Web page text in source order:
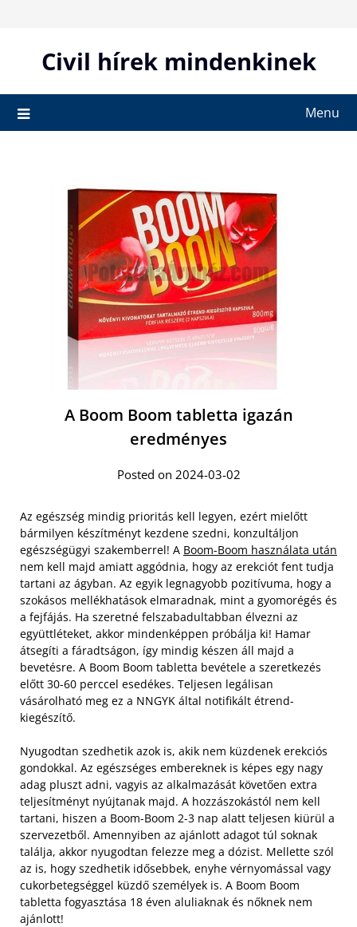
contentCivil hírek mindenkinek
Menu
A Boom Boom tabletta igazán
eredményes
Posted on 2024-03-02
Az egészség mindig prioritás kell legyen, ezért mielőtt
bármilyen készítményt kezdene szedni, konzultáljon
egészségügyi szakemberrel! A Boom-Boom használata után
nem kell majd amiatt aggódnia, hogy az erekciót fent tudja
tartani az ágyban. Az egyik legnagyobb pozitívuma, hogy a
szokásos mellékhatások elmaradnak, mint a gyomorégés és
a fejfájás. Ha szeretné felszabadultabban élvezni az
együttléteket, akkor mindenképpen próbálja ki! Hamar
átsegíti a fáradtságon, így mindig készen áll majd a
bevetésre. A Boom Boom tabletta bevétele a szeretkezés
előtt 30-60 perccel esedékes. Teljesen legálisan
vásárolható meg ez a NNGYK által notifikált étrend-
kiegészítő.
Nyugodtan szedhetik azok is, akik nem küzdenek erekciós
gondokkal. Az egészséges embereknek is képes egy nagy
adag pluszt adni, vagyis az alkalmazását követően extra
teljesítményt nyújtanak majd. A hozzászokástól nem kell
tartani, hiszen a Boom-Boom 2-3 nap alatt teljesen kiürül a
szervezetből. Amennyiben az ajánlott adagot túl soknak
találja, akkor nyugodtan felezze meg a dózist. Mellette szól
az is, hogy szedhetik idősebbek, enyhe vérnyomással vagy
cukorbetegséggel küzdő személyek is. A Boom Boom
tabletta fogyasztása 18 éven aluliaknak és nőknek nem
ajánlott!